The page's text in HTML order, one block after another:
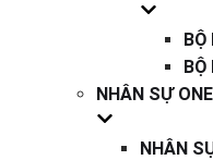
BỘ
BỘ
NHÂN SỰ
NHÂN